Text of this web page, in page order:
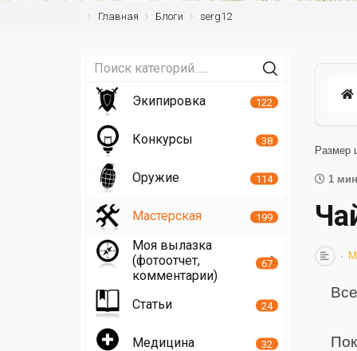
Главная Блоги serg12
Размер
1
Экипировка 122
Конкурсы 38
Оружие 114
Мастерская 199
Моя вылазка
(фотоотчет,
комментарии)
67
Статьи 24
Медицина 32